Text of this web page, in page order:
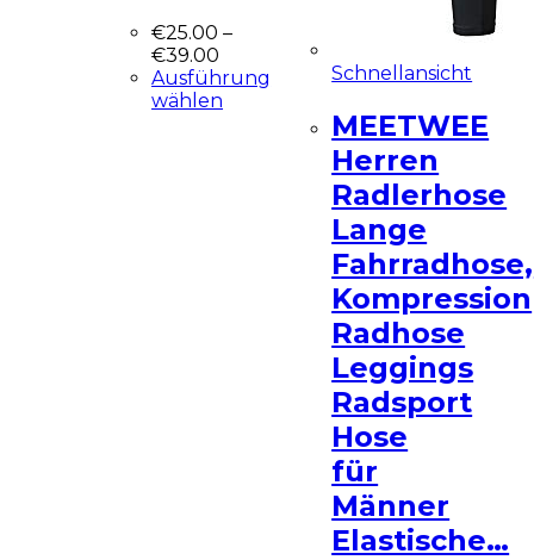
€25.00 –
€39.00
Ausführung
wählen
Schnellansicht
MEETWEE
Herren
Radlerhose
Lange
Fahrradhose,
Kompression
Radhose
Leggings
Radsport
Hose
für
Männer
Elastische…